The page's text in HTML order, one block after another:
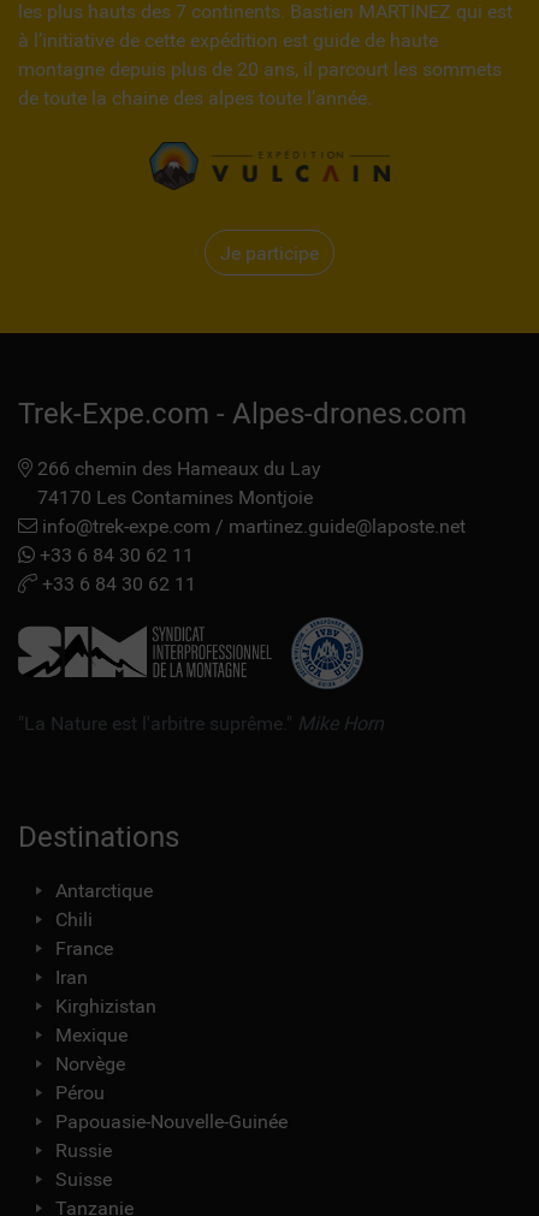
ski
avec
guide,
avec
Ascension
kilimandjaro
voie
lemosho
avec
Ascension
malinche,
2026
Ascension
salado
Ascension
Randonnée
les plus hauts des 7 continents. Bastien MARTINEZ qui est
à l’initiative de cette expédition est guide de haute
montagne depuis plus de 20 ans, il parcourt les sommets
de toute la chaine des alpes toute l’année.
Je participe
Trek-Expe.com - Alpes-drones.com
266 chemin des Hameaux du Lay
74170 Les Contamines Montjoie
info@trek-expe.com / martinez.guide@laposte.net
+33 6 84 30 62 11
+33 6 84 30 62 11
"La Nature est l'arbitre suprême." Mike Horn
Destinations
Antarctique
Chili
France
Iran
Kirghizistan
Mexique
Norvège
Pérou
Papouasie-Nouvelle-Guinée
Russie
Suisse
Tanzanie